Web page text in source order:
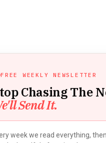
FREE WEEKLY NEWSLETTER
Chasing The
Send It.
week we read everything,